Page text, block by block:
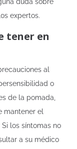
expertos.
tener en
al
o
de la pomada,
mantener el
los síntomas no
a su médico